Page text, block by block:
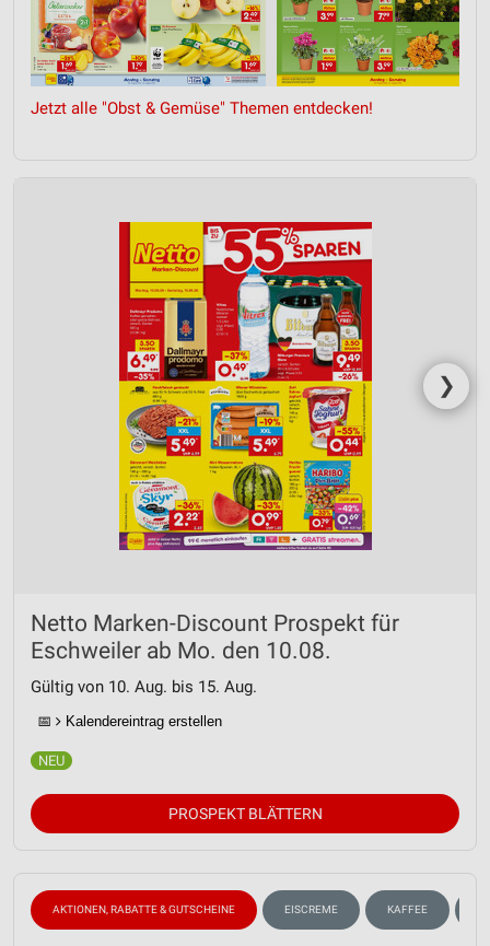
Jetzt alle "Obst & Gemüse" Themen entdecken!
❯
Netto Marken-Discount Prospekt für
Eschweiler ab Mo. den 10.08.
Gültig von 10. Aug. bis 15. Aug.
📅 Kalendereintrag erstellen
PROSPEKT BLÄTTERN
AKTIONEN, RABATTE & GUTSCHEINE EISCREME KAFFEE